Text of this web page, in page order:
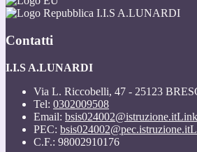
I.I.S A.LUNARDI
Contatti
I.I.S A.LUNARDI
Via L. Riccobelli, 47 - 25123
Tel: 0302009508
Email: bsis024002@istruzione.it
PEC: bsis024002@pec.istruzione.it
C.F.: 98002910176